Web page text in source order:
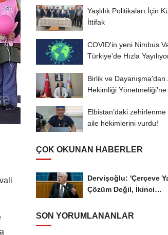
Yaşlılık Politikaları İçin
İttifak
COVID'in yeni Nimbus
Türkiye'de Hızla
Birlik ve Dayanışma'dan
Hekimliği
Elbistan’daki zehirlenme
aile hekimlerini vurdu!
ÇOK OKUNAN HABERLER
Dervişoğlu: 'Çerçeve
Çözüm Değil, İkinci
SON YORUMLANANLAR